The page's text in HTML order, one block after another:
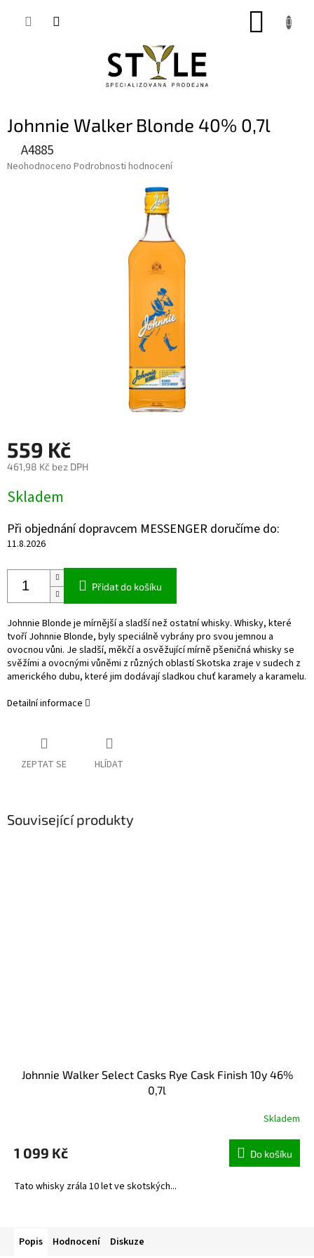
Johnnie Walker Blonde 40% 0,7l
A4885
Průměrné
Neohodnoceno Podrobnosti hodnocení
559 Kč
461,98 Kč bez DPH
cena:
Skladem
Při objednání dopravcem MESSENGER doručíme do:
11.8.2026
Přidat do košíku
Johnnie Blonde je mírnější a sladší než ostatní whisky. Whisky, které
tvoří Johnnie Blonde, byly speciálně vybrány pro svou jemnou a
ovocnou vůni. Je sladší, měkčí a osvěžující mírně pšeničná whisky se
svěžími a ovocnými vůněmi z různých oblastí Skotska zraje v sudech z
amerického dubu, které jim dodávají sladkou chuť karamely a karamelu.
Detailní informace
ZEPTAT SE HLÍDAT
Související produkty
Johnnie Walker Select Casks Rye Cask Finish 10y 46%
0,7l
Skladem
1 099 Kč Do košíku
Tato whisky zrála 10 let ve skotských...
Popis Hodnocení Diskuze